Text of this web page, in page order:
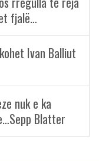
fjalë…
Ivan Balliut
nuk e ka
Blatter